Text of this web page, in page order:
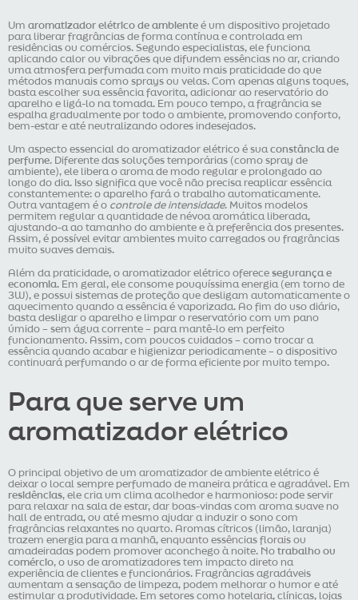
Um aromatizador elétrico de ambiente é um dispositivo projetado
para liberar fragrâncias de forma contínua e controlada em
residências ou comércios. Segundo especialistas, ele funciona
aplicando calor ou vibrações que difundem essências no ar, criando
uma atmosfera perfumada com muito mais praticidade do que
métodos manuais como sprays ou velas. Com apenas alguns toques,
basta escolher sua essência favorita, adicionar ao reservatório do
aparelho e ligá-lo na tomada. Em pouco tempo, a fragrância se
espalha gradualmente por todo o ambiente, promovendo conforto,
bem-estar e até neutralizando odores indesejados.
Um aspecto essencial do aromatizador elétrico é sua constância de
perfume. Diferente das soluções temporárias (como spray de
ambiente), ele libera o aroma de modo regular e prolongado ao
longo do dia. Isso significa que você não precisa reaplicar essência
constantemente: o aparelho fará o trabalho automaticamente.
Outra vantagem é o controle de intensidade. Muitos modelos
permitem regular a quantidade de névoa aromática liberada,
ajustando-a ao tamanho do ambiente e à preferência dos presentes.
Assim, é possível evitar ambientes muito carregados ou fragrâncias
muito suaves demais.
Além da praticidade, o aromatizador elétrico oferece segurança e
economia. Em geral, ele consome pouquíssima energia (em torno de
3W), e possui sistemas de proteção que desligam automaticamente o
aquecimento quando a essência é vaporizada. Ao fim do uso diário,
basta desligar o aparelho e limpar o reservatório com um pano
úmido – sem água corrente – para mantê-lo em perfeito
funcionamento. Assim, com poucos cuidados – como trocar a
essência quando acabar e higienizar periodicamente – o dispositivo
continuará perfumando o ar de forma eficiente por muito tempo.
Para que serve um
aromatizador elétrico
O principal objetivo de um aromatizador de ambiente elétrico é
deixar o local sempre perfumado de maneira prática e agradável. Em
residências, ele cria um clima acolhedor e harmonioso: pode servir
para relaxar na sala de estar, dar boas-vindas com aroma suave no
hall de entrada, ou até mesmo ajudar a induzir o sono com
fragrâncias relaxantes no quarto. Aromas cítricos (limão, laranja)
trazem energia para a manhã, enquanto essências florais ou
amadeiradas podem promover aconchego à noite. No trabalho ou
comércio, o uso de aromatizadores tem impacto direto na
experiência de clientes e funcionários. Fragrâncias agradáveis
aumentam a sensação de limpeza, podem melhorar o humor e até
estimular a produtividade. Em setores como hotelaria, clínicas, lojas